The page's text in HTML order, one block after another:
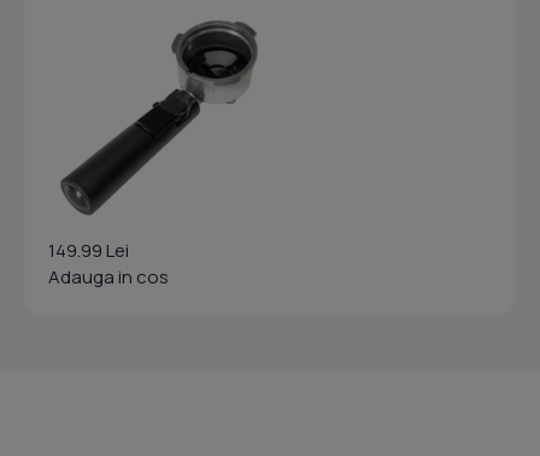
149.99 Lei
Adauga in cos